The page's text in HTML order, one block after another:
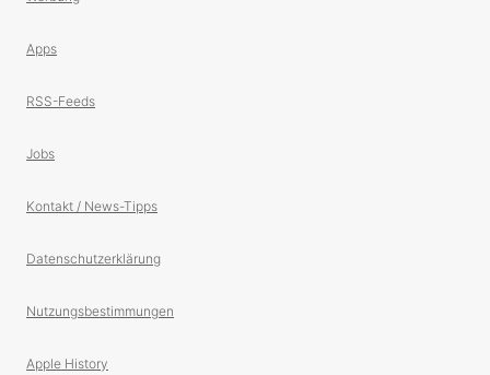
Apps
RSS-Feeds
Jobs
Kontakt / News-Tipps
Datenschutzerklärung
Nutzungsbestimmungen
Apple History